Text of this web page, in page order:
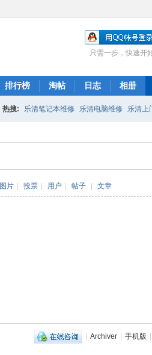
只需一步，快速开
排行榜 淘帖 日志 相册
热搜: 乐清笔记本维修 乐清电脑维修 乐清上
图片 投票 用户 帖子 文章
| Archiver | 手机版 |